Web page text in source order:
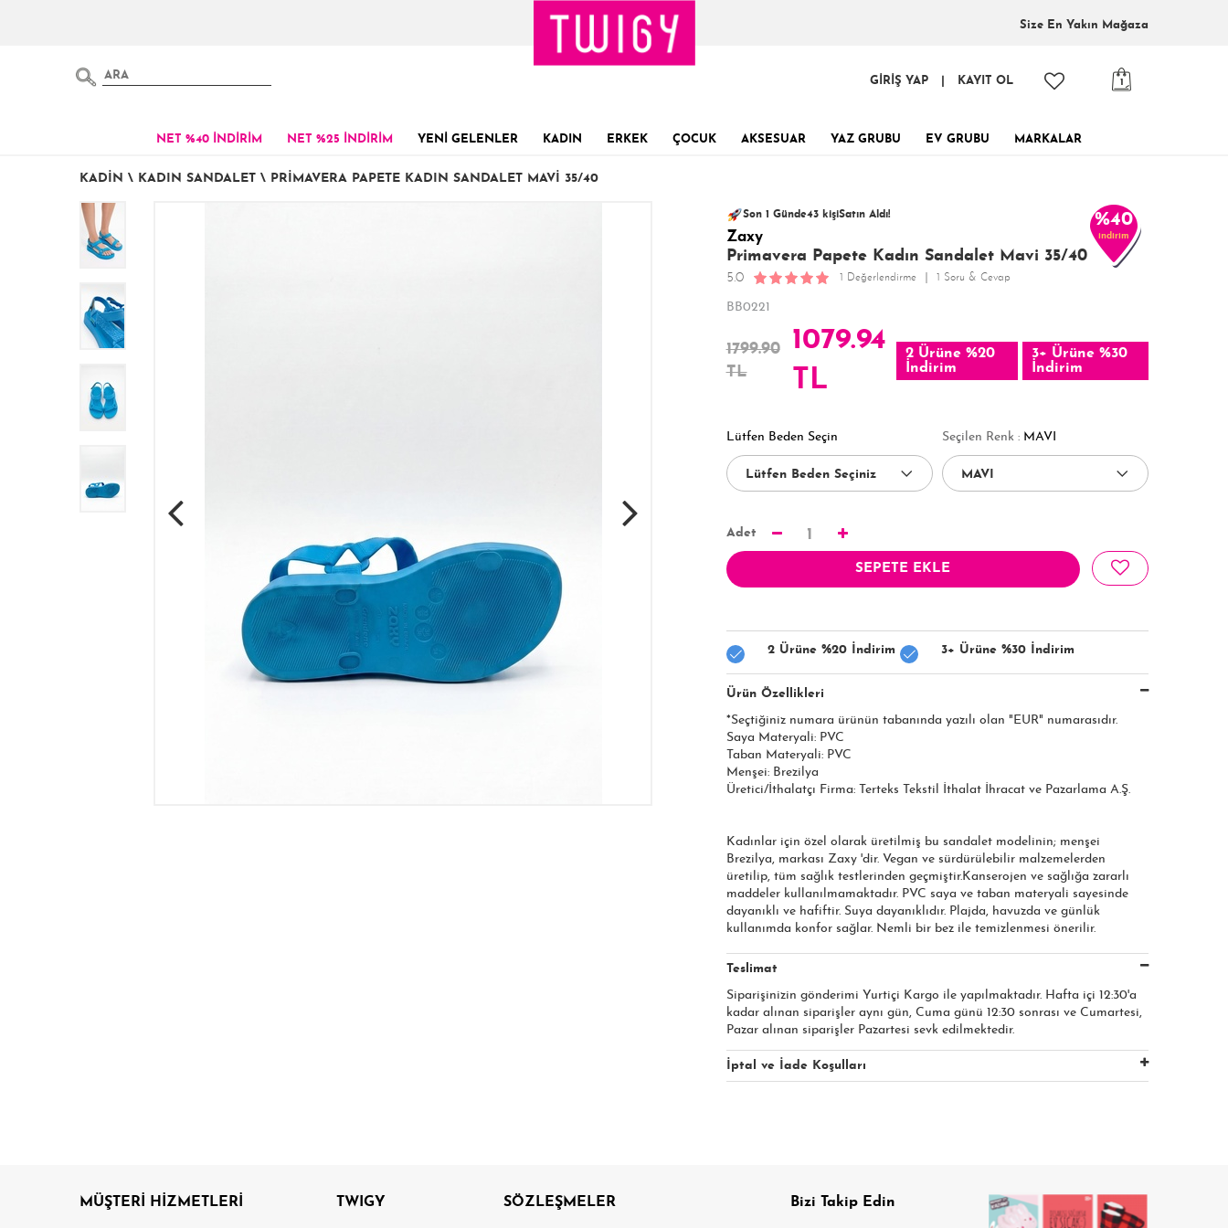
Size En Yakın Mağaza
1
GİRİŞ YAP KAYIT OL
NET %40 İNDİRİM NET %25 İNDİRİM YENİ GELENLER KADIN ERKEK ÇOCUK AKSESUAR YAZ GRUBU EV GRUBU MARKALAR
KADIN \ KADIN SANDALET \ PRIMAVERA PAPETE KADIN SANDALET MAVI 35/40
Son 1 Günde43 kişiSatın Aldı!
Son 24 Saatte
Zaxy
Primavera Papete Kadın Sandalet Mavi 35/40
5.0 1 Değerlendirme 1 Soru & Cevap
%40
indirim
BB0221
1799.90
TL
1079.94
TL
2 Ürüne %20
İndirim
3+ Ürüne %30
İndirim
Lütfen Beden Seçin Seçilen Renk : MAVI
Adet 1
SEPETE EKLE
2 Ürüne %20 İndirim 3+ Ürüne %30 İndirim
Ürün Özellikleri
*Seçtiğiniz numara ürünün tabanında yazılı olan "EUR" numarasıdır.
Saya Materyali: PVC
Taban Materyali: PVC
Menşei: Brezilya
Üretici/İthalatçı Firma: Terteks Tekstil İthalat İhracat ve Pazarlama A.Ş.
Kadınlar için özel olarak üretilmiş bu sandalet modelinin; menşei
Brezilya, markası Zaxy 'dir. Vegan ve sürdürülebilir malzemelerden
üretilip, tüm sağlık testlerinden geçmiştir.Kanserojen ve sağlığa zararlı
maddeler kullanılmamaktadır. PVC saya ve taban materyali sayesinde
dayanıklı ve hafiftir. Suya dayanıklıdır. Plajda, havuzda ve günlük
kullanımda konfor sağlar. Nemli bir bez ile temizlenmesi önerilir.
Teslimat
Siparişinizin gönderimi Yurtiçi Kargo ile yapılmaktadır. Hafta içi 12:30'a
kadar alınan siparişler aynı gün, Cuma günü 12:30 sonrası ve Cumartesi,
Pazar alınan siparişler Pazartesi sevk edilmektedir.
İptal ve İade Koşulları
MÜŞTERİ HİZMETLERİ TWIGY SÖZLEŞMELER Bizi Takip Edin